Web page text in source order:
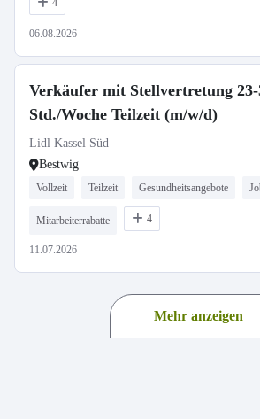
4
06.08.2026
Verkäufer mit Stellvertretung 23-
Std./Woche Teilzeit (m/w/d)
Lidl Kassel Süd
Bestwig
Vollzeit Teilzeit Gesundheitsangebote
Mitarbeiterrabatte 4
11.07.2026
Mehr anzeigen